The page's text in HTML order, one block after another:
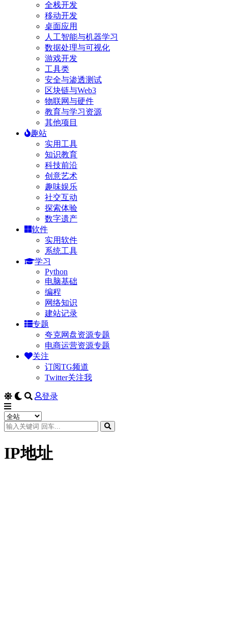
全栈开发
移动开发
桌面应用
人工智能与机器学习
数据处理与可视化
游戏开发
工具类
安全与渗透测试
区块链与Web3
物联网与硬件
教育与学习资源
其他项目
趣站
实用工具
知识教育
科技前沿
创意艺术
趣味娱乐
社交互动
探索体验
数字遗产
软件
实用软件
系统工具
学习
Python
电脑基础
编程
网络知识
建站记录
专题
夸克网盘资源专题
电商运营资源专题
关注
订阅TG频道
Twitter关注我
登录
IP地址